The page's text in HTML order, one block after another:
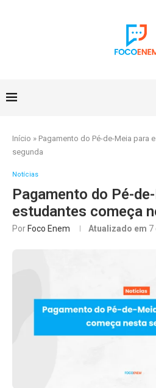
Início » Pagamento do Pé-de-Meia para
segunda
Notícias
Pagamento do Pé-
estudantes começa
Por Foco Enem Atualizado em 7